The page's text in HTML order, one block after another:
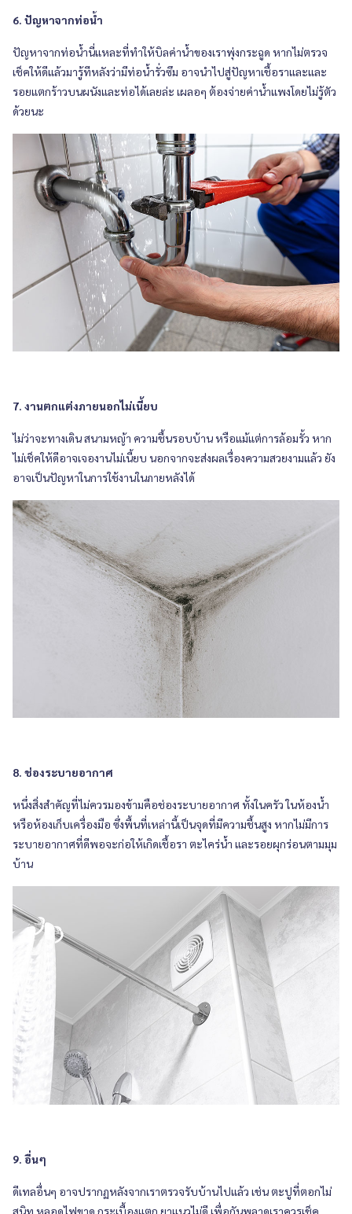
6. ปัญหาจากท่อน้ำ
ปัญหาจากท่อน้ำนี่แหละที่ทำให้บิลค่าน้ำของเราพุ่งกระฉูด หากไม่ตรวจ
เช็คให้ดีแล้วมารู้ทีหลังว่ามีท่อน้ำรั่วซึม อาจนำไปสู่ปัญหาเชื้อราและและ
รอยแตกร้าวบนผนังและท่อได้เลยล่ะ เผลอๆ ต้องจ่ายค่าน้ำแพงโดยไม่รู้ตัว
ด้วยนะ
7. งานตกแต่งภายนอกไม่เนี้ยบ
ไม่ว่าจะทางเดิน สนามหญ้า ความชื้นรอบบ้าน หรือแม้แต่การล้อมรั้ว หาก
ไม่เช็คให้ดีอาจเจองานไม่เนี้ยบ นอกจากจะส่งผลเรื่องความสวยงามแล้ว ยัง
อาจเป็นปัญหาในการใช้งานในภายหลังได้
8. ช่องระบายอากาศ
หนึ่งสิ่งสำคัญที่ไม่ควรมองข้ามคือช่องระบายอากาศ ทั้งในครัว ในห้องน้ำ
หรือห้องเก็บเครื่องมือ ซึ่งพื้นที่เหล่านี้เป็นจุดที่มีความชื้นสูง หากไม่มีการ
ระบายอากาศที่ดีพอจะก่อให้เกิดเชื้อรา ตะไคร่น้ำ และรอยผุกร่อนตามมุม
บ้าน
9. อื่นๆ
ดีเทลอื่นๆ อาจปรากฏหลังจากเราตรวจรับบ้านไปแล้ว เช่น ตะปูที่ตอกไม่
สนิท หลอดไฟขาด กระเบื้องแตก ยาแนวไม่ดี เพื่อกันพลาดเราควรเช็ค